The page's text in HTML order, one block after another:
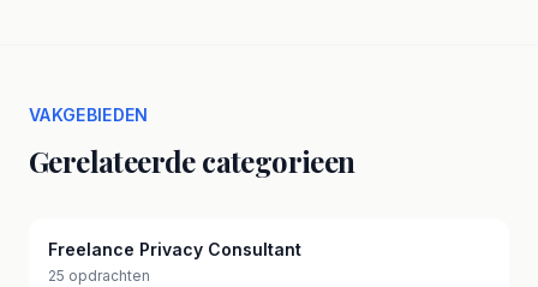
VAKGEBIEDEN
Gerelateerde categorieen
Freelance Privacy Consultant
25 opdrachten